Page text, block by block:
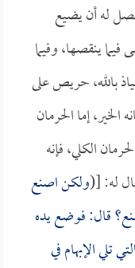
له أن يضيع
ينقصها، وفيما
بالله، حريص على
إما الحرمان
الكلي، فإنه
له: [(ولكن اصنع
قال: فوضع يده
تلي الإبهام في